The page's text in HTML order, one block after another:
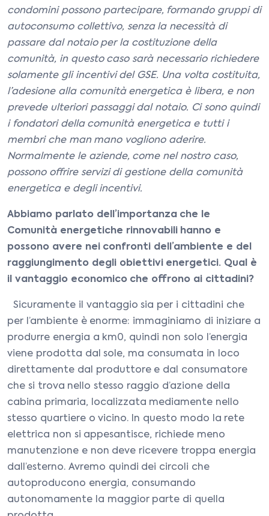
condomini possono partecipare, formando gruppi di
autoconsumo collettivo, senza la necessità di
passare dal notaio per la costituzione della
comunità, in questo caso sarà necessario richiedere
solamente gli incentivi del GSE. Una volta costituita,
l’adesione alla comunità energetica è libera, e non
prevede ulteriori passaggi dal notaio. Ci sono quindi
i fondatori della comunità energetica e tutti i
membri che man mano vogliono aderire.
Normalmente le aziende, come nel nostro caso,
possono offrire servizi di gestione della comunità
energetica e degli incentivi.
Abbiamo parlato dell’importanza che le
Comunità energetiche rinnovabili hanno e
possono avere nei confronti dell’ambiente e del
raggiungimento degli obiettivi energetici. Qual è
il vantaggio economico che offrono ai cittadini?
Sicuramente il vantaggio sia per i cittadini che
per l’ambiente è enorme: immaginiamo di iniziare a
produrre energia a km0, quindi non solo l’energia
viene prodotta dal sole, ma consumata in loco
direttamente dal produttore e dal consumatore
che si trova nello stesso raggio d’azione della
cabina primaria, localizzata mediamente nello
stesso quartiere o vicino. In questo modo la rete
elettrica non si appesantisce, richiede meno
manutenzione e non deve ricevere troppa energia
dall’esterno. Avremo quindi dei circoli che
autoproducono energia, consumando
autonomamente la maggior parte di quella